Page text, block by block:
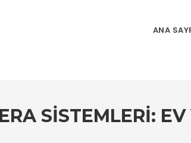
#Ev Güvenliği
ANA
SISTEMLERI: